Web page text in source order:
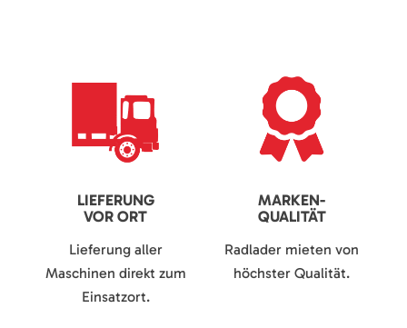
LIEFERUNG
VOR ORT
Lieferung aller
Maschinen direkt zum
Einsatzort.
MARKEN-
QUALITÄT
Radlader mieten von
höchster Qualität.